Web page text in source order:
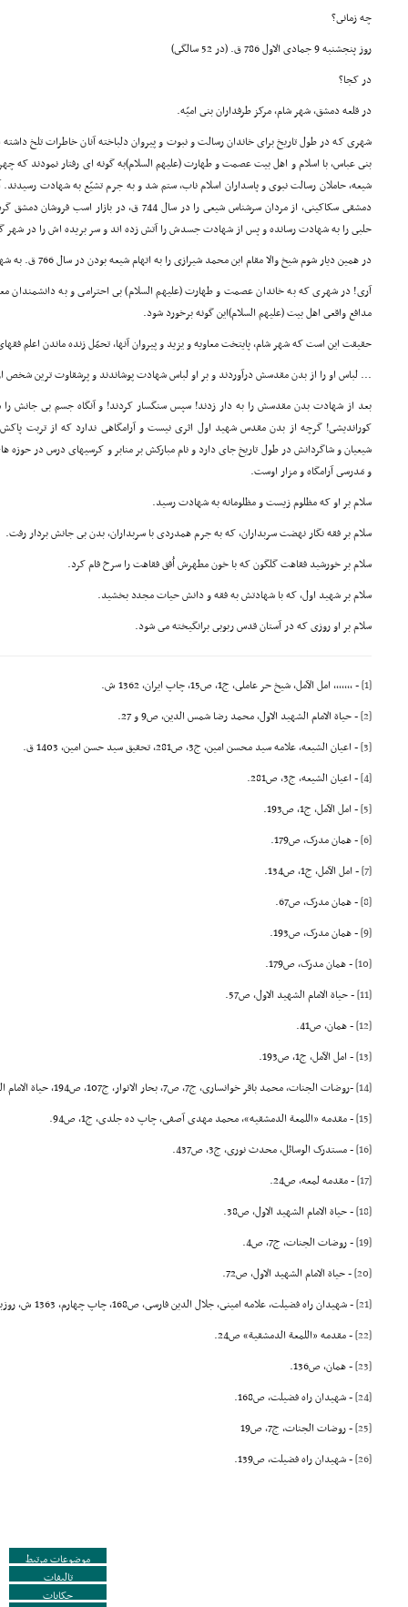
چه زمانى؟
روز پنجشنبه 9 جمادى الاول 786 ق. (در 52 سالگى)
در کجا؟
در قلعه دمشق، شهر شام، مرکز طرفداران بنى امیّه.
شهرى که در طول تاریخ براى خاندان رسالت و نبوت و پیروان دلباخته آنان خاطرات تلخ
بنى عباس، با اسلام و اهل بیت عصمت و طهارت (علیهم السلام)به گونه اى رفتار نمودند که
شیعه، حاملان رسالت نبوى و پاسداران اسلام ناب، ستم شد و به جرم تشیّع به شهادت
دمشقى سکاکینى، از مردان سرشناس شیعى را در سال 744
حلبى را به شهادت رسانده و پس از شهادت جسدش را آتش زده اند و سر بریده اش را در شهر
در همین دیار شوم شیخ والا مقام ابن محمد شیرازى را به اتهام شیعه بودن در سال 766 ق. به شهادت رساندند.
آرى! در شهرى که به خاندان عصمت و طهارت (علیهم السلام) بى احترامى و به دانشمندان
مدافع واقعى اهل بیت (علیهم السلام)این گونه برخورد شود.
حقیقت این است که شهر شام، پایتخت معاویه و یزید و پیروان آنها، تحمّل زنده ماندن اعلم
... لباس او را از بدن مقدسش درآوردند و بر او لباس شهادت پوشاندند و پرشقاوت ترین شخص
بعد از شهادت بدن مقدسش را به دار زدند! سپس سنگسار کردند! و آنگاه جسم بى جانش را
کوراندیشى! گرچه از بدن مقدس شهید اول اثرى نیست و آرامگاهى ندارد که از تربت
شیعیان و شاگردانش در طول تاریخ جاى دارد و نام مبارکش بر منابر و کرسیهاى درس در
و مَدرسى آرامگاه و مزار اوست.
سلام بر او که مظلوم زیست و مظلومانه به شهادت رسید.
سلام بر فقه نگار نهضت سربداران، که به جرم همدردى با سربداران، بدن بى جانش بردار رفت.
سلام بر خورشید فقاهت گلگون که با خون مطهرش اُفق فقاهت را سرخ فام کرد.
سلام بر شهید اول، که با شهادتش به فقه و دانش حیات مجدد بخشید.
سلام بر او روزى که در آستان قدس ربوبى برانگیخته مى شود.
[1] - ,,,,,,, امل الآمل، شیخ حر عاملى، ج1، ص15، چاپ ایران، 1362 ش.
[2] - حیاة الامام الشهید الاول، محمد رضا شمس الدین، ص9 و 27.
[3] - اعیان الشیعه، علامه سید محسن امین، ج3، ص281، تحقیق سید حسن امین، 1403 ق.
[4] - اعیان الشیعه، ج3، ص281.
[5] - امل الآمل، ج1، ص193.
[6] - همان مدرک، ص179.
[7] - امل الآمل، ج1، ص134.
[8] - همان مدرک، ص67.
[9] - همان مدرک، ص193.
[10]
- همان مدرک، ص179.
[11]
- حیاة الامام الشهید الاول، ص57.
[12]
- همان، ص41.
[13]
- امل الآمل، ج1، ص193.
[14]
-روضات الجنات، محمد باقر خوانسارى، ج7، ص7, بحار الانوار، ج107، ص194, حیاة الامام الشهید الاول، ص56.
[15]
- مقدمه «اللمعة الدمشقیه»، محمد مهدى آصفى، چاپ ده جلدى، ج1، ص94.
[16]
- مستدرک الوسائل، محدث نورى، ج3، ص437.
[17]
- مقدمه لمعه، ص24.
[18]
- حیاة الامام الشهید الاول، ص38.
[19]
- روضات الجنات، ج7، ص4.
[20]
- حیاة الامام الشهید الاول، ص72.
[21]
- شهیدان راه فضیلت، علامه امینى، جلال الدین فارسى، ص168، چاپ چهارم، 1363 ش، روزبه.
[22]
- مقدمه «اللمعة الدمشقیة» ص24.
[23]
- همان، ص136.
[24]
- شهیدان راه فضیلت، ص168.
[25]
- روضات الجنات، ج7، ص19
[26]
- شهیدان راه فضیلت، ص139.
موضوعات مرتبط
تالیفات
حکایات